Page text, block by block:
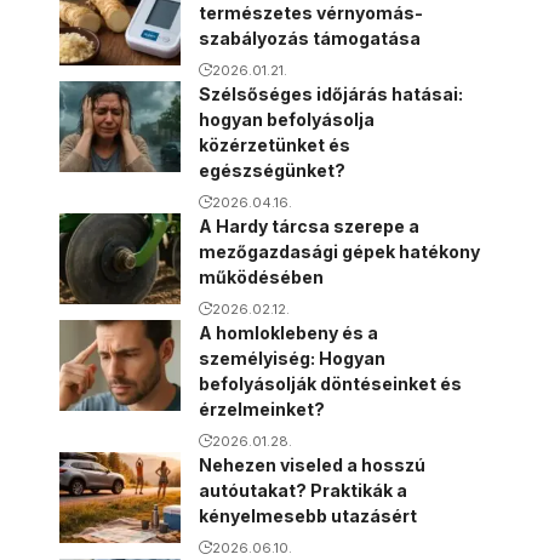
természetes vérnyomás-
szabályozás támogatása
2026.01.21.
Szélsőséges időjárás hatásai:
hogyan befolyásolja
közérzetünket és
egészségünket?
2026.04.16.
A Hardy tárcsa szerepe a
mezőgazdasági gépek hatékony
működésében
2026.02.12.
A homloklebeny és a
személyiség: Hogyan
befolyásolják döntéseinket és
érzelmeinket?
2026.01.28.
Nehezen viseled a hosszú
autóutakat? Praktikák a
kényelmesebb utazásért
2026.06.10.